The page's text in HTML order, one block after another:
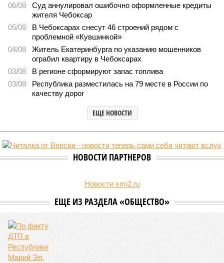
06/08
Суд аннулировал ошибочно оформленные кредиты
жителя Чебоксар
05/08
В Чебоксарах снесут 46 строений рядом с
проблемной «Кувшинкой»
04/08
Житель Екатеринбурга по указанию мошенников
ограбил квартиру в Чебоксарах
03/08
В регионе сформируют запас топлива
03/08
Республика разместилась на 79 месте в России по
качеству дорог
ЕЩЕ НОВОСТИ
НОВОСТИ ПАРТНЕРОВ
Новости smi2.ru
ЕЩЕ ИЗ РАЗДЕЛА «ОБЩЕСТВО»